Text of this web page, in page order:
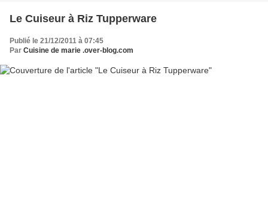
Le Cuiseur à Riz Tupperware
Publié le 21/12/2011 à 07:45
Par Cuisine de marie .over-blog.com